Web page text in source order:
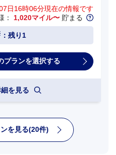
日16時06分現在の情報です
： 1,020マイル〜 貯まる
：残り1
を見る
を見る(20件)